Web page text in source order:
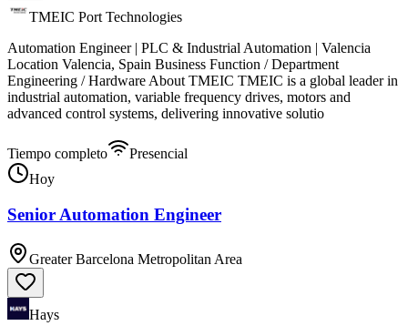
TMEIC Port Technologies
Automation Engineer | PLC & Industrial Automation | Valencia
Location Valencia, Spain Business Function / Department
Engineering / Hardware About TMEIC TMEIC is a global leader in
industrial automation, variable frequency drives, motors and
advanced control systems, delivering innovative solutio
Tiempo completo
Presencial
Hoy
Senior Automation Engineer
Greater Barcelona Metropolitan Area
Hays